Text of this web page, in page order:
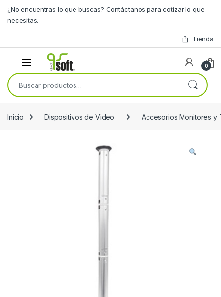
¿No encuentras lo que buscas? Contáctanos para cotizar lo que
necesitas.
Tienda
0
Buscar por:
Inicio Dispositivos de Video Accesorios Monitores y